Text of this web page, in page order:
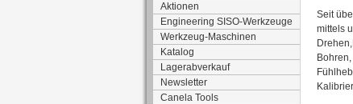
Aktionen
Engineering SISO-Werkzeuge
Werkzeug-Maschinen
Katalog
Lagerabverkauf
Newsletter
Canela Tools
Seit
mittels